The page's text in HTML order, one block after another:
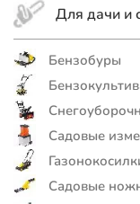
Для дачи и
Бензобуры
Садовые
Садовые